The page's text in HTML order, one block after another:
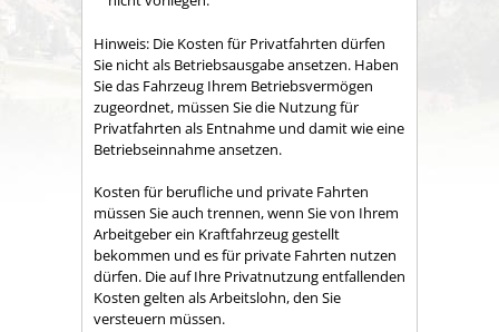
Hinweis: Die Kosten für Privatfahrten dürfen
Sie nicht als Betriebsausgabe ansetzen. Haben
Sie das Fahrzeug Ihrem Betriebsvermögen
zugeordnet, müssen Sie die Nutzung für
Privatfahrten als Entnahme und damit wie eine
Betriebseinnahme ansetzen.
Kosten für berufliche und private Fahrten
müssen Sie auch trennen, wenn Sie von Ihrem
Arbeitgeber ein Kraftfahrzeug gestellt
bekommen und es für private Fahrten nutzen
dürfen. Die auf Ihre Privatnutzung entfallenden
Kosten gelten als Arbeitslohn, den Sie
versteuern müssen.